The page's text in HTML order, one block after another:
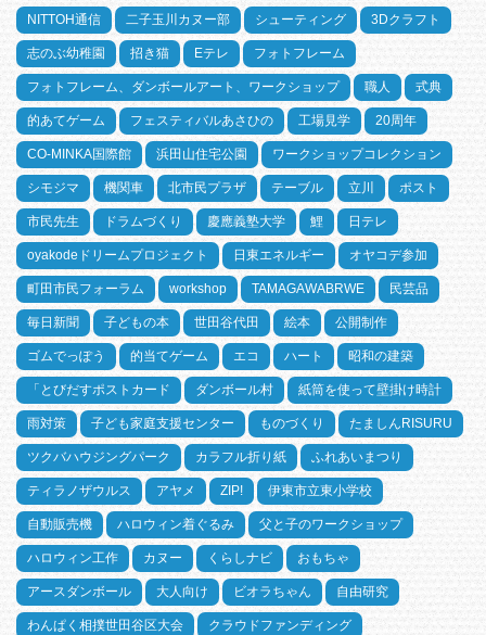
NITTOH通信 二子玉川カヌー部 シューティング 3Dクラフト
志のぶ幼稚園 招き猫 Eテレ フォトフレーム
フォトフレーム、ダンボールアート、ワークショップ 職人 式典
的あてゲーム フェスティバルあさひの 工場見学 20周年
CO-MINKA国際館 浜田山住宅公園 ワークショップコレクション
シモジマ 機関車 北市民プラザ テーブル 立川 ポスト
市民先生 ドラムづくり 慶應義塾大学 鯉 日テレ
oyakodeドリームプロジェクト 日東エネルギー オヤコデ参加
町田市民フォーラム workshop TAMAGAWABRWE 民芸品
毎日新聞 子どもの本 世田谷代田 絵本 公開制作
ゴムでっぽう 的当てゲーム エコ ハート 昭和の建築
「とびだすポストカード ダンボール村 紙筒を使って壁掛け時計
雨対策 子ども家庭支援センター ものづくり たましんRISURU
ツクバハウジングパーク カラフル折り紙 ふれあいまつり
ティラノザウルス アヤメ ZIP! 伊東市立東小学校
自動販売機 ハロウィン着ぐるみ 父と子のワークショップ
ハロウィン工作 カヌー くらしナビ おもちゃ
アースダンボール 大人向け ビオラちゃん 自由研究
わんぱく相撲世田谷区大会 クラウドファンディング